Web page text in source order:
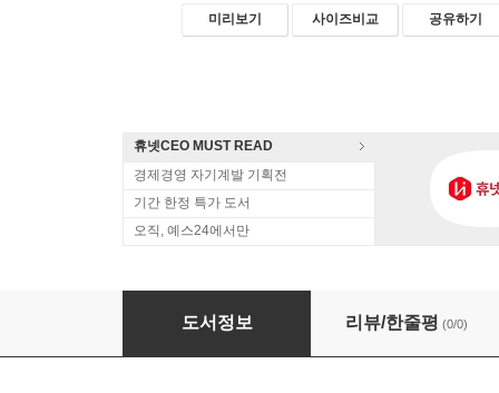
미리보기 사이즈비교 공유하기
휴넷CEO MUST READ
경제경영 자기계발 기획전
기간 한정 특가 도서
오직, 예스24에서만
미국 부동산 개발 왜 한국식으로는 실패하는가?
도서정보 리뷰/한줄평 (0/0)